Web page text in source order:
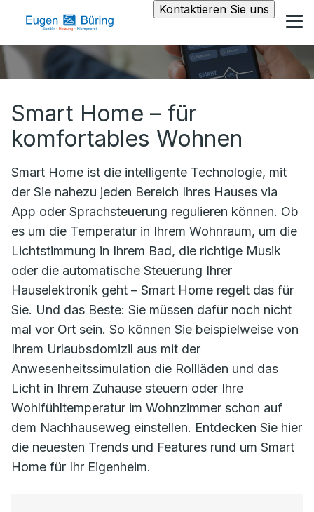
Kontaktieren Sie uns
Smart Home – für
komfortables Wohnen
Smart Home ist die intelligente Technologie, mit
der Sie nahezu jeden Bereich Ihres Hauses via
App oder Sprachsteuerung regulieren können. Ob
es um die Temperatur in Ihrem Wohnraum, um die
Lichtstimmung in Ihrem Bad, die richtige Musik
oder die automatische Steuerung Ihrer
Hauselektronik geht – Smart Home regelt das für
Sie. Und das Beste: Sie müssen dafür noch nicht
mal vor Ort sein. So können Sie beispielweise von
Ihrem Urlaubsdomizil aus mit der
Anwesenheitssimulation die Rollläden und das
Licht in Ihrem Zuhause steuern oder Ihre
Wohlfühltemperatur im Wohnzimmer schon auf
dem Nachhauseweg einstellen. Entdecken Sie hier
die neuesten Trends und Features rund um Smart
Home für Ihr Eigenheim.